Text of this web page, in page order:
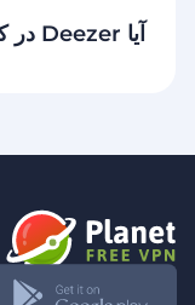
آیا Deezer در کشوری رایگان است؟